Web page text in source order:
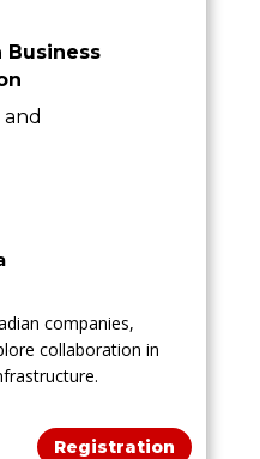
Business
companies,
collaboration in
Registration